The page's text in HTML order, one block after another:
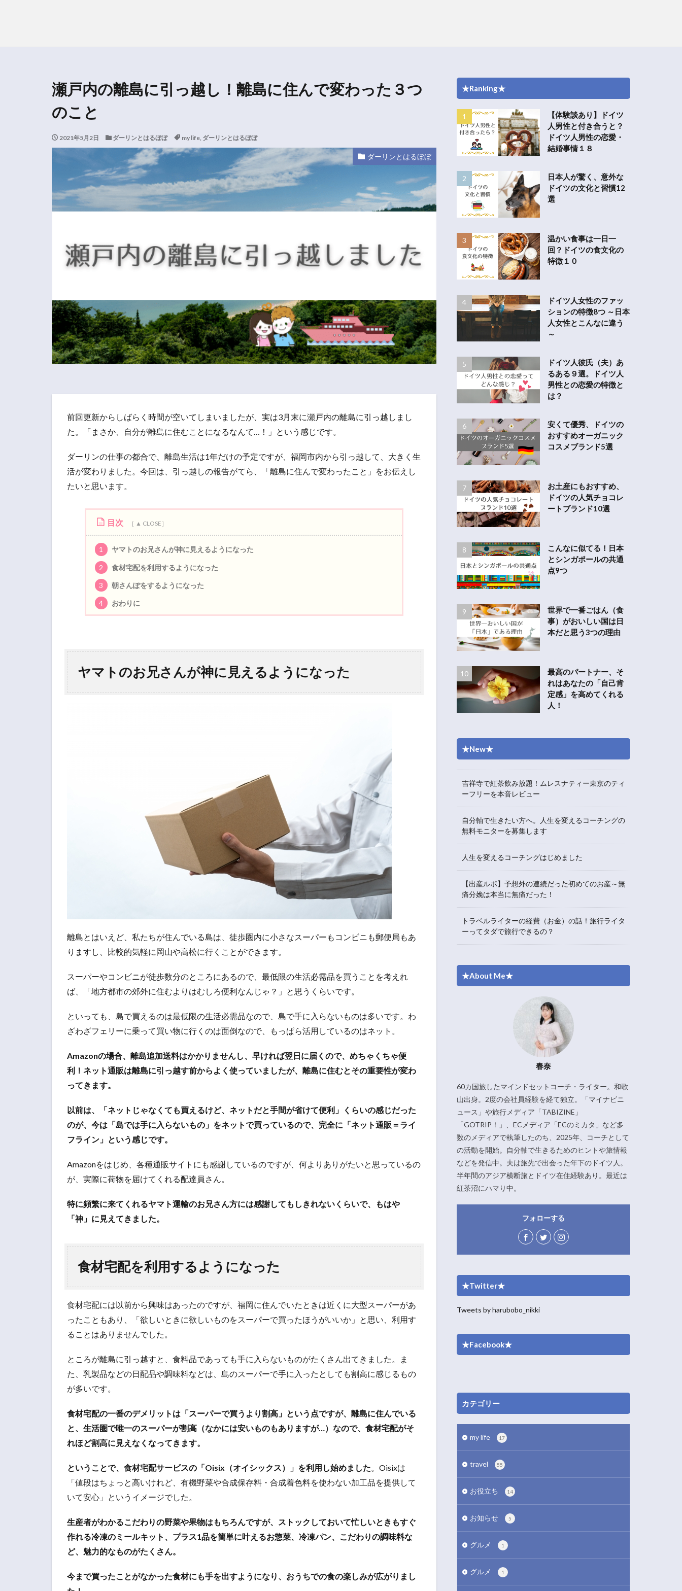
瀬戸内の離島に引っ越し！離島に住んで変わった３つ
のこと
2021年5月2日 ダーリンとはるぼぼ my life, ダーリンとはるぼぼ
ダーリンとはるぼぼ
前回更新からしばらく時間が空いてしまいましたが、実は3月末に瀬戸内の離島に引っ越しまし
た。「まさか、自分が離島に住むことになるなんて…！」という感じです。
ダーリンの仕事の都合で、離島生活は1年だけの予定ですが、福岡市内から引っ越して、大きく生
活が変わりました。今回は、引っ越しの報告がてら、「離島に住んで変わったこと」をお伝えし
たいと思います。
目次
1 ヤマトのお兄さんが神に見えるようになった
2 食材宅配を利用するようになった
3 朝さんぽをするようになった
4 おわりに
ヤマトのお兄さんが神に見えるようになった
離島とはいえど、私たちが住んでいる島は、徒歩圏内に小さなスーパーもコンビニも郵便局もあ
りますし、比較的気軽に岡山や高松に行くことができます。
スーパーやコンビニが徒歩数分のところにあるので、最低限の生活必需品を買うことを考えれ
ば、「地方都市の郊外に住むよりはむしろ便利なんじゃ？」と思うくらいです。
といっても、島で買えるのは最低限の生活必需品なので、島で手に入らないものは多いです。わ
ざわざフェリーに乗って買い物に行くのは面倒なので、もっぱら活用しているのはネット。
Amazonの場合、離島追加送料はかかりませんし、早ければ翌日に届くので、めちゃくちゃ便
利！ネット通販は離島に引っ越す前からよく使っていましたが、離島に住むとその重要性が変わ
ってきます。
以前は、「ネットじゃなくても買えるけど、ネットだと手間が省けて便利」くらいの感じだった
のが、今は「島では手に入らないもの」をネットで買っているので、完全に「ネット通販＝ライ
フライン」という感じです。
Amazonをはじめ、各種通販サイトにも感謝しているのですが、何よりありがたいと思っているの
が、実際に荷物を届けてくれる配達員さん。
特に頻繁に来てくれるヤマト運輸のお兄さん方には感謝してもしきれないくらいで、もはや
「神」に見えてきました。
食材宅配を利用するようになった
食材宅配には以前から興味はあったのですが、福岡に住んでいたときは近くに大型スーパーがあ
ったこともあり、「欲しいときに欲しいものをスーパーで買ったほうがいいか」と思い、利用す
ることはありませんでした。
ところが離島に引っ越すと、食料品であっても手に入らないものがたくさん出てきました。ま
た、乳製品などの日配品や調味料などは、島のスーパーで手に入ったとしても割高に感じるもの
が多いです。
食材宅配の一番のデメリットは「スーパーで買うより割高」という点ですが、離島に住んでいる
と、生活圏で唯一のスーパーが割高（なかには安いものもありますが…）なので、食材宅配がそ
れほど割高に見えなくなってきます。
ということで、食材宅配サービスの「Oisix（オイシックス）」を利用し始めました。Oisixは
「値段はちょっと高いけれど、有機野菜や合成保存料・合成着色料を使わない加工品を提供して
いて安心」というイメージでした。
生産者がわかるこだわりの野菜や果物はもちろんですが、ストックしておいて忙しいときもすぐ
作れる冷凍のミールキット、プラス1品を簡単に叶えるお惣菜、冷凍パン、こだわりの調味料な
ど、魅力的なものがたくさん。
今まで買ったことがなかった食材にも手を出すようになり、おうちでの食の楽しみが広がりまし
★Ranking★
【体験談あり】ドイツ
人男性と付き合うと？
ドイツ人男性の恋愛・
結婚事情１８
日本人が驚く、意外な
ドイツの文化と習慣12
選
温かい食事は一日一
回？ドイツの食文化の
特徴１０
ドイツ人女性のファッ
ションの特徴8つ ～日本
人女性とこんなに違う
～
ドイツ人彼氏（夫）あ
るある９選。ドイツ人
男性との恋愛の特徴と
は？
安くて優秀、ドイツの
おすすめオーガニック
コスメブランド5選
お土産にもおすすめ、
ドイツの人気チョコレ
ートブランド10選
こんなに似てる！日本
とシンガポールの共通
点9つ
世界で一番ごはん（食
事）がおいしい国は日
本だと思う3つの理由
最高のパートナー、そ
れはあなたの「自己肯
定感」を高めてくれる
人！
★New★
吉祥寺で紅茶飲み放題！ムレスナティー東京のティ
ーフリーを本音レビュー
自分軸で生きたい方へ。人生を変えるコーチングの
無料モニターを募集します
人生を変えるコーチングはじめました
【出産ルポ】予想外の連続だった初めてのお産～無
痛分娩は本当に無痛だった！
トラベルライターの経費（お金）の話！旅行ライタ
ーってタダで旅行できるの？
★About Me★
春奈
60カ国旅したマインドセットコーチ・ライター。和歌
山出身。2度の会社員経験を経て独立。「マイナビニ
ュース」や旅行メディア「TABIZINE」
「GOTRIP！」、ECメディア「ECのミカタ」など多
数のメディアで執筆したのち、2025年、コーチとして
の活動を開始。自分軸で生きるためのヒントや旅情報
などを発信中。夫は旅先で出会った年下のドイツ人。
半年間のアジア横断旅とドイツ在住経験あり。最近は
紅茶沼にハマり中。
フォローする
★Twitter★
Tweets by harubobo_nikki
★Facebook★
カテゴリー
my life 17
travel 55
お役立ち 14
お知らせ 5
グルメ 1
グルメ 1